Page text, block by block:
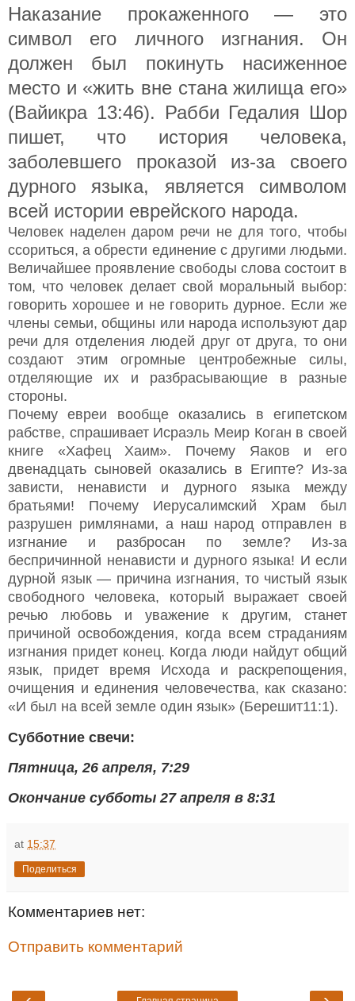
Наказание прокаженного — это
символ его личного изгнания. Он
должен был покинуть насиженное
место и «жить вне стана жилища его»
(Вайикра 13:46). Рабби Гедалия Шор
пишет, что история человека,
заболевшего проказой из-за своего
дурного языка, является символом
всей истории еврейского народа.
Человек наделен даром речи не для того, чтобы
ссориться, а обрести единение с другими людьми.
Величайшее проявление свободы слова состоит в
том, что человек делает свой моральный выбор:
говорить хорошее и не говорить дурное. Если же
члены семьи, общины или народа используют дар
речи для отделения людей друг от друга, то они
создают этим огромные центробежные силы,
отделяющие их и разбрасывающие в разные
стороны.
Почему евреи вообще оказались в египетском
рабстве, спрашивает Исраэль Меир Коган в своей
книге «Хафец Хаим». Почему Яаков и его
двенадцать сыновей оказались в Египте? Из-за
зависти, ненависти и дурного языка между
братьями! Почему Иерусалимский Храм был
разрушен римлянами, а наш народ отправлен в
изгнание и разбросан по земле? Из-за
беспричинной ненависти и дурного языка! И если
дурной язык — причина изгнания, то чистый язык
свободного человека, который выражает своей
речью любовь и уважение к другим, станет
причиной освобождения, когда всем страданиям
изгнания придет конец. Когда люди найдут общий
язык, придет время Исхода и раскрепощения,
очищения и единения человечества, как сказано:
«И был на всей земле один язык» (Берешит11:1).
Субботние свечи:
Пятница, 26 апреля, 7:29
Окончание субботы 27 апреля в 8:31
at 15:37
Поделиться
Комментариев нет:
Отправить комментарий